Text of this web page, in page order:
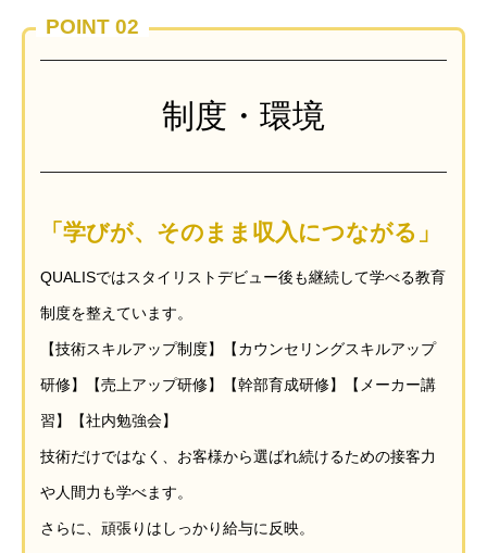
POINT 02
制度・環境
「学びが、そのまま収入につながる」
QUALISではスタイリストデビュー後も継続して学べる教育
制度を整えています。
【技術スキルアップ制度】【カウンセリングスキルアップ
研修】【売上アップ研修】【幹部育成研修】【メーカー講
習】【社内勉強会】
技術だけではなく、お客様から選ばれ続けるための接客力
や人間力も学べます。
さらに、頑張りはしっかり給与に反映。